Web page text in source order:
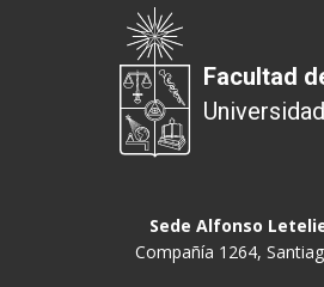
Facultad
Sede Alfonso
Compañía 1264,